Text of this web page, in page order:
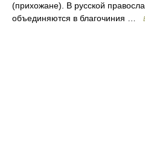
(прихожане). В русской
объединяются в благочиния …